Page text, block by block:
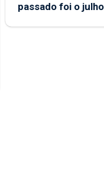
passado foi o